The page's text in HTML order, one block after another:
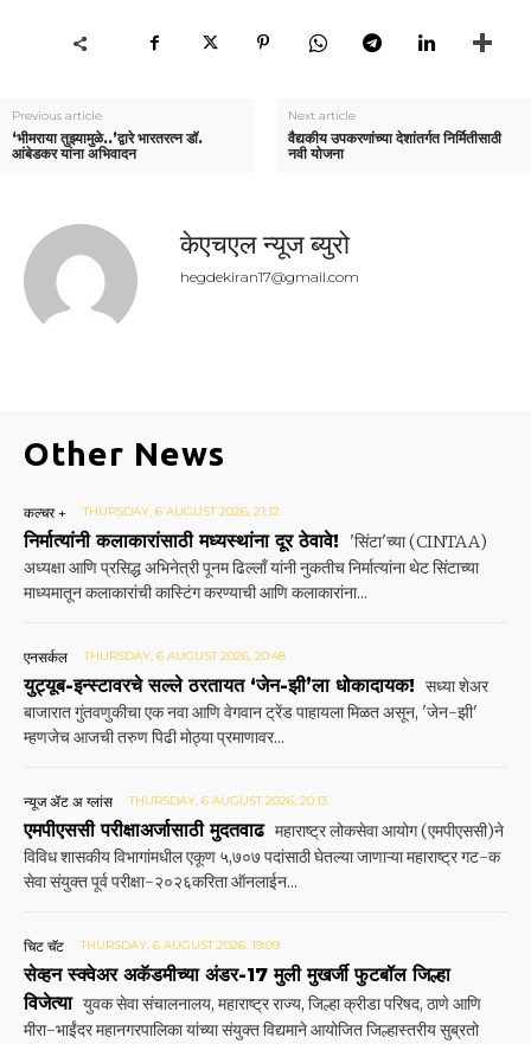
Previous article
‘भीमराया तुझ्यामुळे..’द्वारे भारतरत्न डॉ.
आंबेडकर यांना अभिवादन
Next article
वैद्यकीय उपकरणांच्या देशांतर्गत निर्मितीसाठी
नवी योजना
केएचएल न्यूज ब्युरो
hegdekiran17@gmail.com
Other News
कल्चर + THURSDAY, 6 AUGUST 2026, 21:12
निर्मात्यांनी कलाकारांसाठी मध्यस्थांना दूर ठेवावे!
'सिंटा'च्या (CINTAA)
अध्यक्षा आणि प्रसिद्ध अभिनेत्री पूनम ढिल्लाँ यांनी नुकतीच निर्मात्यांना थेट सिंटाच्या
माध्यमातून कलाकारांची कास्टिंग करण्याची आणि कलाकारांना...
एनसर्कल THURSDAY, 6 AUGUST 2026, 20:48
युट्यूब-इन्स्टावरचे सल्ले ठरतायत ‘जेन-झी’ला धोकादायक! सध्या शेअर
बाजारात गुंतवणुकीचा एक नवा आणि वेगवान ट्रेंड पाहायला मिळत असून, 'जेन-झी'
म्हणजेच आजची तरुण पिढी मोठ्या प्रमाणावर...
न्यूज ॲट अ ग्लांस THURSDAY, 6 AUGUST 2026, 20:13
एमपीएससी परीक्षाअर्जासाठी मुदतवाढ महाराष्ट्र लोकसेवा आयोग (एमपीएससी)ने
विविध शासकीय विभागांमधील एकूण ५,७०७ पदांसाठी घेतल्या जाणाऱ्या महाराष्ट्र गट-क
सेवा संयुक्त पूर्व परीक्षा-२०२६करिता ऑनलाईन...
चिट चॅट THURSDAY, 6 AUGUST 2026, 19:09
सेव्हन स्क्वेअर अकॅडमीच्या अंडर-17 मुली मुखर्जी फुटबॉल जिल्हा
विजेत्या युवक सेवा संचालनालय, महाराष्ट्र राज्य, जिल्हा क्रीडा परिषद, ठाणे आणि
मीरा-भाईंदर महानगरपालिका यांच्या संयुक्त विद्यमाने आयोजित जिल्हास्तरीय सुब्रतो